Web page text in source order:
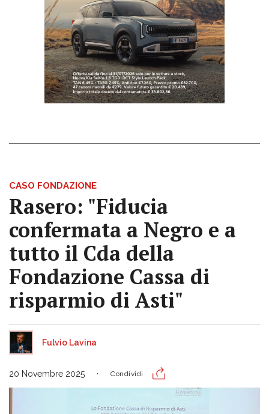
CASO FONDAZIONE
Rasero: "Fiducia
confermata a Negro e a
tutto il Cda della
Fondazione Cassa di
risparmio di Asti"
Fulvio Lavina
20 Novembre 2025 Condividi